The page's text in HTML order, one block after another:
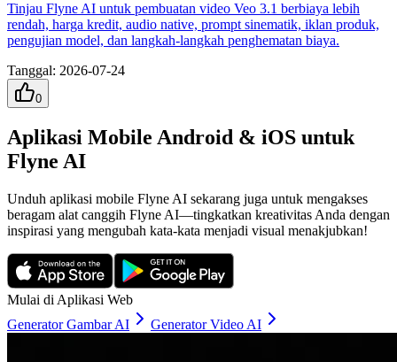
Tinjau Flyne AI untuk pembuatan video Veo 3.1 berbiaya lebih
rendah, harga kredit, audio native, prompt sinematik, iklan produk,
pengujian model, dan langkah-langkah penghematan biaya.
Tanggal: 2026-07-24
0
Aplikasi Mobile Android & iOS untuk
Flyne AI
Unduh aplikasi mobile Flyne AI sekarang juga untuk mengakses
beragam alat canggih Flyne AI—tingkatkan kreativitas Anda dengan
inspirasi yang mengubah kata-kata menjadi visual menakjubkan!
Mulai di Aplikasi Web
Generator Gambar AI
Generator Video AI